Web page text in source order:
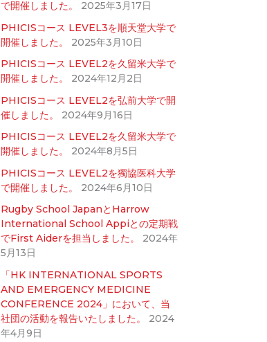
で開催しました。
2025年3月17日
PHICISコース LEVEL3を順天堂大学で
開催しました。
2025年3月10日
PHICISコース LEVEL2を久留米大学で
開催しました。
2024年12月2日
PHICISコース LEVEL2を弘前大学で開
催しました。
2024年9月16日
PHICISコース LEVEL2を久留米大学で
開催しました。
2024年8月5日
PHICISコース LEVEL2を獨協医科大学
で開催しました。
2024年6月10日
Rugby School JapanとHarrow
International School Appiとの定期戦
でFirst Aiderを担当しました。
2024年
5月13日
「HK INTERNATIONAL SPORTS
AND EMERGENCY MEDICINE
CONFERENCE 2024」において、当
社団の活動を報告いたしました。
2024
年4月9日